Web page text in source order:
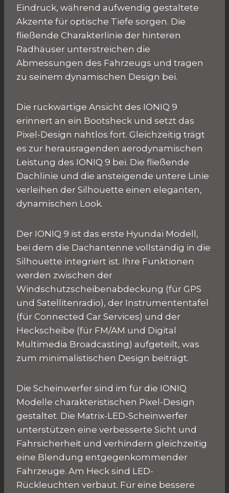
Eindruck, während aufwendig gestaltete
Akzente für optische Tiefe sorgen. Die
fließende Charakterlinie der hinteren
Radhäuser unterstreichen die
Abmessungen des Fahrzeugs und tragen
zu seinem dynamischen Design bei.
Die rückwärtige Ansicht des IONIQ 9
erinnert an ein Bootsheck und setzt das
Pixel-Design nahtlos fort. Gleichzeitig trägt
es zur herausragenden aerodynamischen
Leistung des IONIQ 9 bei. Die fließende
Dachlinie und die ansteigende untere Linie
verleihen der Silhouette einen eleganten,
dynamischen Look.
Der IONIQ 9 ist das erste Hyundai Modell,
bei dem die Dachantenne vollständig in die
Silhouette integriert ist. Ihre Funktionen
werden zwischen der
Windschutzscheibenabdeckung (für GPS
und Satellitenradio), der Instrumententafel
(für Connected Car Services) und der
Heckscheibe (für FM/AM und Digital
Multimedia Broadcasting) aufgeteilt, was
zum minimalistischen Design beiträgt.
Die Scheinwerfer sind im für die IONIQ
Modelle charakteristischen Pixel-Design
gestaltet. Die Matrix-LED-Scheinwerfer
unterstützen eine verbesserte Sicht und
Fahrsicherheit und verhindern gleichzeitig
eine Blendung entgegenkommender
Fahrzeuge. Am Heck sind LED-
Rückleuchten verbaut. Für eine bessere